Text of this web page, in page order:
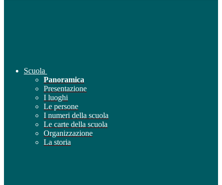
Scuola
Panoramica
Presentazione
I luoghi
Le persone
I numeri della scuola
Le carte della scuola
Organizzazione
La storia